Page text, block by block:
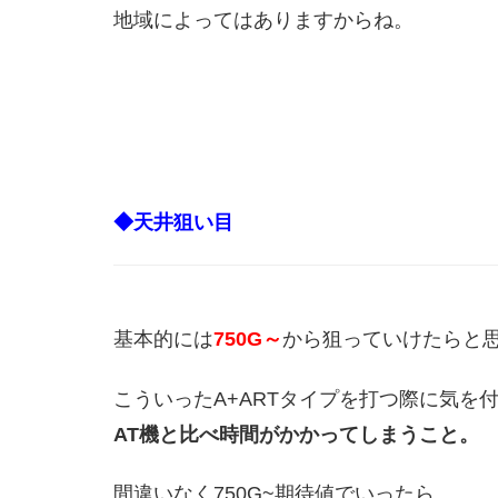
地域によってはありますからね。
◆天井狙い目
基本的には750G～ から狙っていけたらと
こういったA+ARTタイプを打つ際に気を付
AT機と比べ時間がかかってしまうこと。